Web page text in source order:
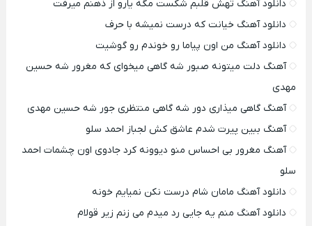
دانلود آهنگ تهش قلبم شکست مگه یارو از ذهنم میرفت
دانلود آهنگ خیانت که درست نمیشه با حرف
دانلود آهنگ من اون پیاما رو خوندم رو گوشیت
آهنگ دلت میتونه صبور شه گاهی میخوای که مغرور شه حسین
مهدی
آهنگ گاهی میذاری دور شه گاهی منتظری جور شه حسین مهدی
آهنگ ببین پیرت شدم عاشق کش لجباز احمد سلو
آهنگ مغرور بی احساس منو دیوونه کرد جادوی اون چشمات احمد
سلو
دانلود آهنگ مامان شام درست نکن نمیایم خونه
دانلود آهنگ منم یه جایی رد میدم می زنم زیر قولام